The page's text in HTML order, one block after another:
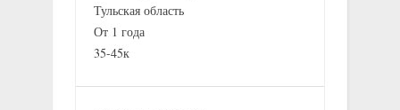
Тульская область
От 1 года
35-45к